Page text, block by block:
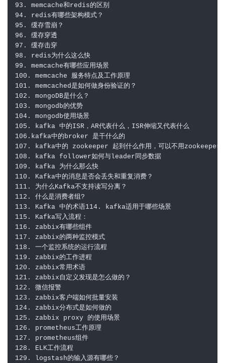
93. memcache和redis的区别
94. redis有哪些架构模式？
95. 缓存雪崩？
96. 缓存穿透
97. 缓存击穿
98. redis为什么这么快
99. memcache有哪些应用场景
100. memcache 服务特点及工作原理
101. memcached是如何做身份验证的？
102. mongoDB是什么？
103. mongodb的优势
104. mongodb使用场景
105. kafka 中的ISR，AR代表什么，ISR伸缩又代表什么
106.kafka中的broker 是干什么的
107. kafka中的 zookeeper 起到什么作用，可以不用zookeeper
108. kafka follower如何与leader同步数据
109. kafka 为什么那么快
110. Kafka中的消息是否会丢失和重复消费？
111. 为什么Kafka不支持读写分离？
112. 什么是消费者组?
113. Kafka 中的术语114. kafka适用于哪些场景
115. Kafka写入流程：
116. zabbix有哪些组件
117. zabbix的两种监控模式
118. 一个监控系统的运行流程
119. zabbix的工作进程
120. zabbix常用术语
121. zabbix自定义发现是怎么做的？
122. 微信报警
123. zabbix客户端如何批量安装
124. zabbix分布式是如何做的
125. zabbix proxy 的使用场景
126. prometheus工作原理
127. prometheus组件
128. ELK工作流程
129. logstash的输入源有哪些？